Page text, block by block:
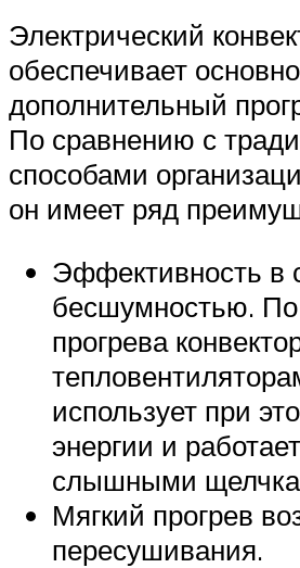
Электрический
обеспечивает
дополнительный
По сравнению с
способами
он имеет ряд
Эффективность в
бесшумностью. По
прогрева
использует при
энергии и
слышными
Мягкий прогрев
пересушивания.